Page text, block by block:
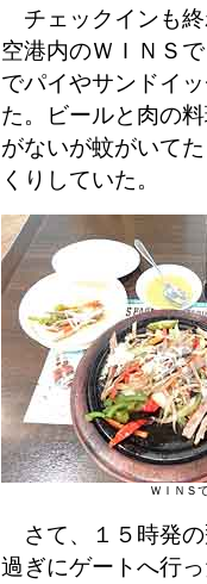
チェックインも終
空港内のＷＩＮＳ
でパイやサンドイ
た。ビールと肉の
がないが蚊がいて
くりしていた。
ＷＩＮＳ
さて、１５時発の
過ぎにゲートへ行